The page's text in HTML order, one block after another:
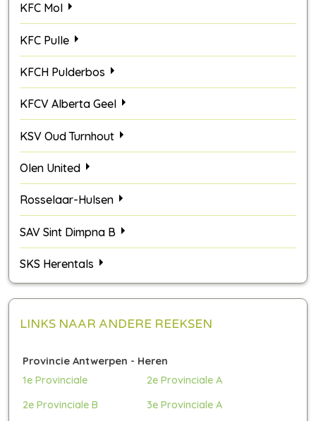
KFC Mol
KFC Pulle
KFCH Pulderbos
KFCV Alberta Geel
KSV Oud Turnhout
Olen United
Rosselaar-Hulsen
SAV Sint Dimpna B
SKS Herentals
LINKS NAAR ANDERE REEKSEN
Provincie Antwerpen - Heren
1e Provinciale
2e Provinciale A
2e Provinciale B
3e Provinciale A